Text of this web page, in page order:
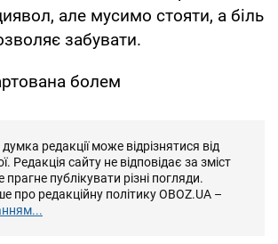
але мусимо стояти, а біль
забувати.
болем
думка редакції може відрізнятися від
Редакція сайту не відповідає за зміст
прагне публікувати різні погляди.
про редакційну політику OBOZ.UA –